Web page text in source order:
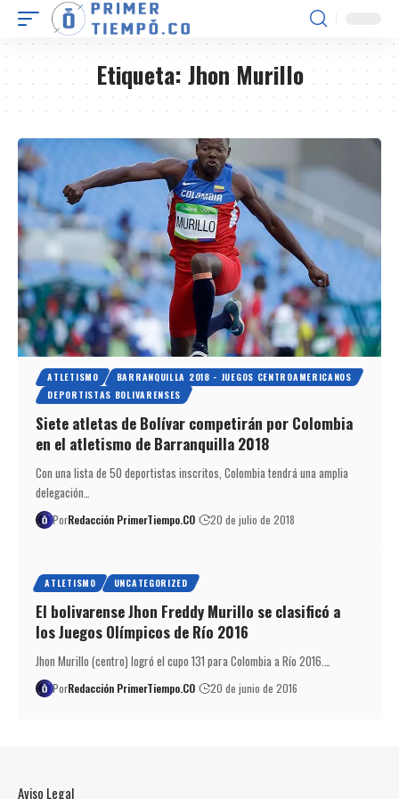
Etiqueta: Jhon Murillo
ATLETISMO
BARRANQUILLA 2018 - JUEGOS CENTROAMERICANOS
DEPORTISTAS BOLIVARENSES
Siete atletas de Bolívar competirán por Colombia
en el atletismo de Barranquilla 2018
Con una lista de 50 deportistas inscritos, Colombia tendrá una amplia
delegación…
PorRedacción PrimerTiempo.CO 20 de julio de 2018
ATLETISMO UNCATEGORIZED
El bolivarense Jhon Freddy Murillo se clasificó a
los Juegos Olímpicos de Río 2016
Jhon Murillo (centro) logró el cupo 131 para Colombia a Río 2016.…
PorRedacción PrimerTiempo.CO 20 de junio de 2016
Aviso Legal